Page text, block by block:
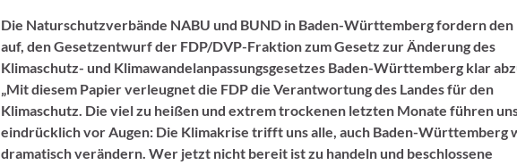
Die Naturschutzverbände NABU und BUND in Baden-Württemberg fordern den
auf, den Gesetzentwurf der FDP/DVP-Fraktion zum Gesetz zur Änderung des
Klimaschutz- und Klimawandelanpassungsgesetzes Baden-Württemberg klar
„Mit diesem Papier verleugnet die FDP die Verantwortung des Landes für den
Klimaschutz. Die viel zu heißen und extrem trockenen letzten Monate führen
eindrücklich vor Augen: Die Klimakrise trifft uns alle, auch Baden-Württemberg
dramatisch verändern. Wer jetzt nicht bereit ist zu handeln und beschlossene